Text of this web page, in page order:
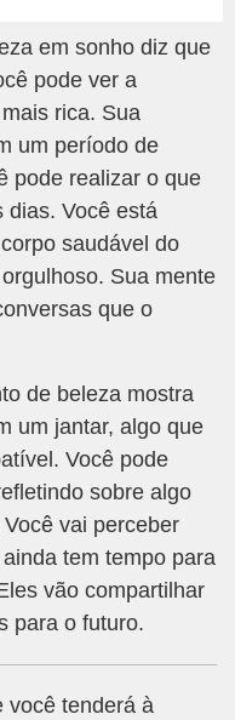
em sonho diz que
pode ver a
rica. Sua
um período de
pode realizar o que
dias. Você está
saudável do
Sua mente
que o
de beleza mostra
um jantar, algo que
Você pode
sobre algo
vai perceber
tem tempo para
vão compartilhar
para o futuro.
você tenderá à